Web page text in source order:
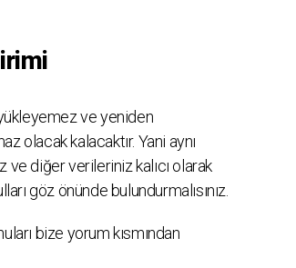
ve yeniden
olacak kalacaktır. Yani aynı
ve diğer verileriniz kalıcı olarak
göz önünde bulundurmalısınız.
bize yorum kısmından